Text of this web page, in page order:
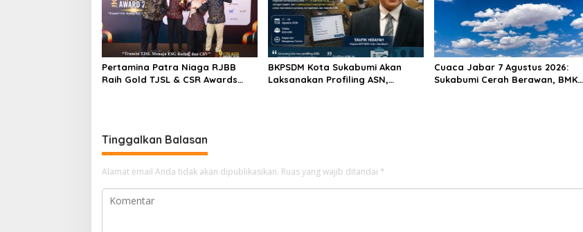
Pertamina Patra Niaga RJBB
Raih Gold TJSL & CSR Awards
BKPSDM Kota Sukabumi Akan
Laksanakan Profiling ASN,
Cuaca Jabar 7 Agustus 2026:
Sukabumi Cerah Berawan, BMKG
Tinggalkan Balasan
Alamat email Anda tidak akan dipublikasikan. Ruas yang wajib ditandai *